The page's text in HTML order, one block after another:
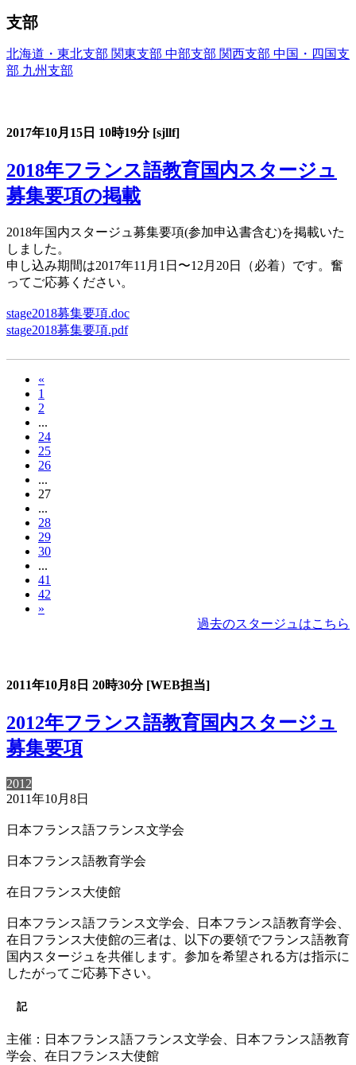
支部
北海道・東北支部 関東支部 中部支部 関西支部 中国・四国支
部 九州支部
2017年10月15日 10時19分 [sjllf]
2018年フランス語教育国内スタージュ
募集要項の掲載
2018年国内スタージュ募集要項(参加申込書含む)を掲載いた
しました。
申し込み期間は2017年11月1日〜12月20日（必着）です。奮
ってご応募ください。
stage2018募集要項.doc
stage2018募集要項.pdf
«
1
2
...
24
25
26
...
27
...
28
29
30
...
41
42
»
過去のスタージュはこちら
2011年10月8日 20時30分 [WEB担当]
2012年フランス語教育国内スタージュ
募集要項
2012
2011年10月8日
日本フランス語フランス文学会
日本フランス語教育学会
在日フランス大使館
日本フランス語フランス文学会、日本フランス語教育学会、
在日フランス大使館の三者は、以下の要領でフランス語教育
国内スタージュを共催します。参加を希望される方は指示に
したがってご応募下さい。
記
主催：日本フランス語フランス文学会、日本フランス語教育
学会、在日フランス大使館